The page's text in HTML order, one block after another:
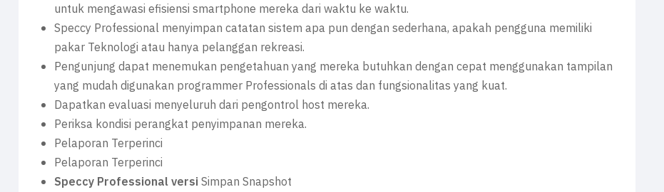
untuk mengawasi efisiensi smartphone mereka dari waktu ke waktu.
Speccy Professional menyimpan catatan sistem apa pun dengan sederhana, apakah pengguna memiliki
pakar Teknologi atau hanya pelanggan rekreasi.
Pengunjung dapat menemukan pengetahuan yang mereka butuhkan dengan cepat menggunakan tampilan
yang mudah digunakan programmer Professionals di atas dan fungsionalitas yang kuat.
Dapatkan evaluasi menyeluruh dari pengontrol host mereka.
Periksa kondisi perangkat penyimpanan mereka.
Pelaporan Terperinci
Pelaporan Terperinci
Speccy Professional versi Simpan Snapshot